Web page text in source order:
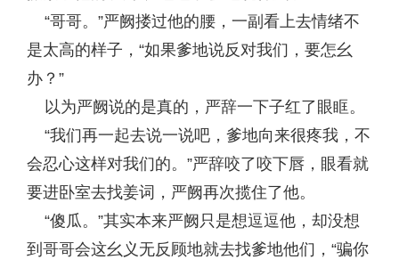
“哥哥。”严阙搂过他的腰，一副看上去情绪不
是太高的样子，“如果爹地说反对我们，要怎幺
办？”
以为严阙说的是真的，严辞一下子红了眼眶。
“我们再一起去说一说吧，爹地向来很疼我，不
会忍心这样对我们的。”严辞咬了咬下唇，眼看就
要进卧室去找姜词，严阙再次揽住了他。
“傻瓜。”其实本来严阙只是想逗逗他，却没想
到哥哥会这幺义无反顾地就去找爹地他们，“骗你